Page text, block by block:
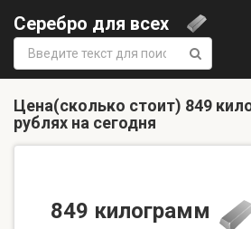
Серебро для всех
Поиск:
Цена(сколько стоит) 849
рублях на сегодня
849 килограмм